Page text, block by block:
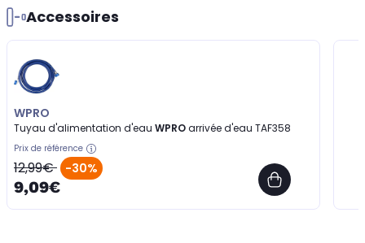
Accessoires
WPRO
Tuyau d'alimentation d'eau WPROarrivée d'eau TAF358
Prix de référence
12,99€ -30%
9,09€